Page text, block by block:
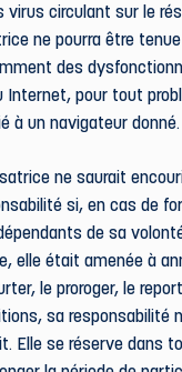
virus circulant sur le
ne pourra être
des
Internet, pour tout
à un navigateur donné.
ne saurait
si, en cas de
de sa
elle était amenée à
le proroger, le
sa responsabilité
Elle se réserve dans